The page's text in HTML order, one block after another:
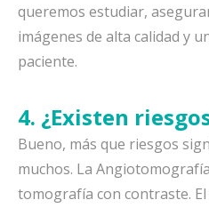
queremos estudiar,
imágenes de alta calidad y
paciente.
4. ¿Existen
Bueno, más que riesgos
muchos. La
tomografía con contraste.